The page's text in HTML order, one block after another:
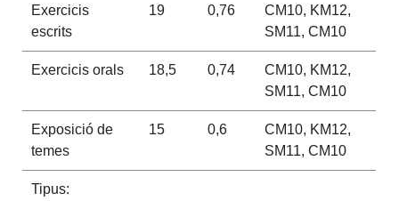
Exercicis
escrits
19 0,76
CM10, KM12,
SM11, CM10
Exercicis orals 18,5 0,74
CM10, KM12,
SM11, CM10
Exposició de
temes
15 0,6
CM10, KM12,
SM11, CM10
Tipus: